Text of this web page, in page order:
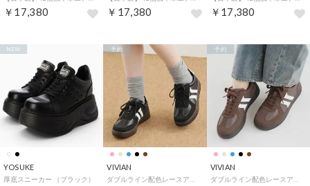
￥17,380 ￥17,380 ￥17,380
YOSUKE
厚底スニーカー （ブラック）
NEW
VIVIAN
予約
VIVIAN
予約